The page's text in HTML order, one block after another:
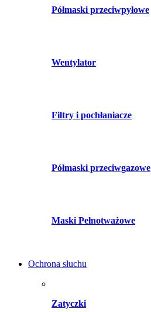
Półmaski przeciwpyłowe
Wentylator
Filtry i pochłaniacze
Półmaski przeciwgazowe
Maski Pełnotważowe
Ochrona słuchu
Zatyczki